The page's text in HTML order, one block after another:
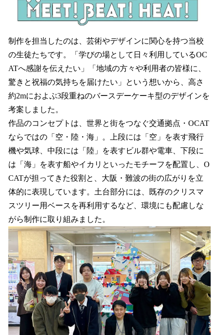
制作を担当したのは、芸術やデザインに関心を持つ当校
の生徒たちです。「学びの場として日々利用しているOC
ATへ感謝を伝えたい」「地域の方々や利用者の皆様に、
驚きと祝福の気持ちを届けたい」という想いから、高さ
約2mにおよぶ3段重ねのバースデーケーキ型のデザインを
考案しました。
作品のコンセプトは、世界と街をつなぐ交通拠点・OCAT
ならではの「空・陸・海」。上段には「空」を表す飛行
機や気球、中段には「陸」を表すビル群や電車、下段に
は「海」を表す船やイカリといったモチーフを配置し、O
CATが担ってきた役割と、大阪・難波の街の広がりを立
体的に表現しています。土台部分には、既存のクリスマ
スツリー用ベースを再利用するなど、環境にも配慮しな
がら制作に取り組みました。